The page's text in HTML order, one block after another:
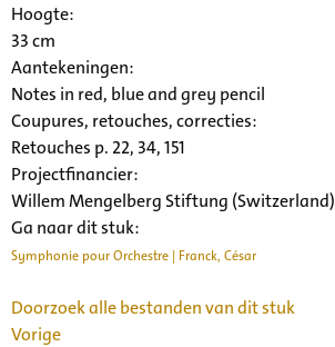
Hoogte:
33 cm
Aantekeningen:
Notes in red, blue and grey pencil
Coupures, retouches, correcties:
Retouches p. 22, 34, 151
Projectfinancier:
Willem Mengelberg Stiftung (Switzerland)
Ga naar dit stuk:
Symphonie pour Orchestre | Franck, César
Doorzoek alle bestanden van dit stuk
Vorige